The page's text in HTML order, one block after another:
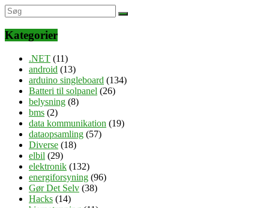
Kategorier
.NET (11)
android (13)
arduino singleboard (134)
Batteri til solpanel (26)
belysning (8)
bms (2)
data kommunikation (19)
dataopsamling (57)
Diverse (18)
elbil (29)
elektronik (132)
energiforsyning (96)
Gør Det Selv (38)
Hacks (14)